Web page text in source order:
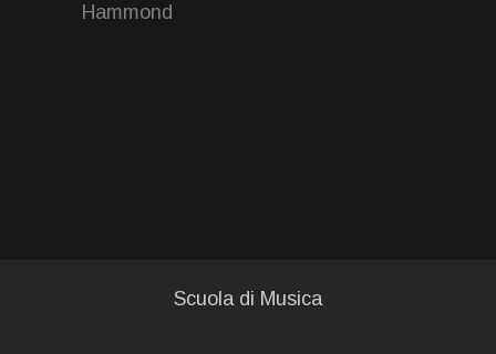
Hammond
Scuola di Musica